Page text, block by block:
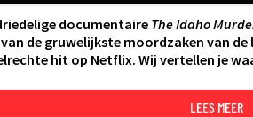
UPDATE: 24-06-25 15:37
documentaire The Idaho
de gruwelijkste moordzaken van de
hit op Netflix. Wij vertellen je
LEES MEER